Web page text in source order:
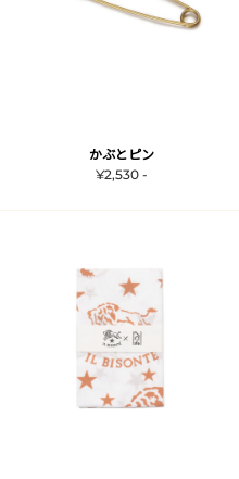
かぶとピン
¥2,530 -